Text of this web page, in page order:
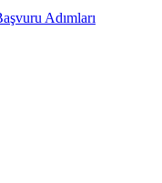
Adımları